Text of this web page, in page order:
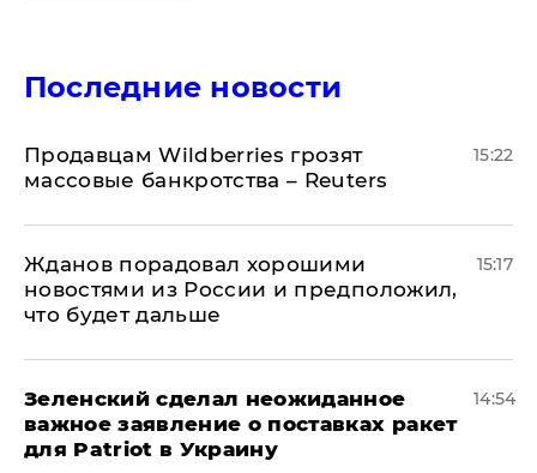
Последние новости
Продавцам Wildberries грозят
массовые банкротства – Reuters
15:22
Жданов порадовал хорошими
новостями из России и предположил,
что будет дальше
15:17
Зеленский сделал неожиданное
важное заявление о поставках ракет
для Patriot в Украину
14:54